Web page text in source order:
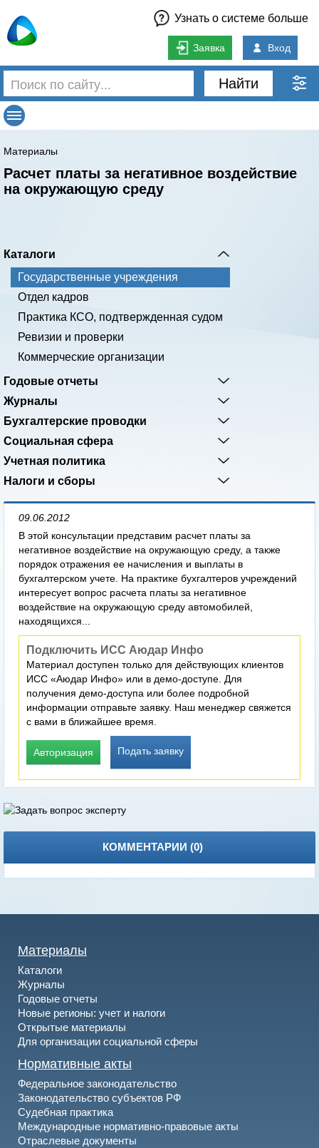
Узнать о системе больше
Заявка Вход
Найти
Материалы
Расчет платы за негативное воздействие
на окружающую среду
Каталоги
Государственные учреждения
Отдел кадров
Практика КСО, подтвержденная судом
Ревизии и проверки
Коммерческие организации
Годовые отчеты
Журналы
Бухгалтерские проводки
Социальная сфера
Учетная политика
Налоги и сборы
09.06.2012
В этой консультации представим расчет платы за
негативное воздействие на окружающую среду, а также
порядок отражения ее начисления и выплаты в
бухгалтерском учете. На практике бухгалтеров учреждений
интересует вопрос расчета платы за негативное
воздействие на окружающую среду автомобилей,
находящихся...
Подключить ИСС Аюдар Инфо
Материал доступен только для действующих клиентов
ИСС «Аюдар Инфо» или в демо-доступе. Для
получения демо-доступа или более подробной
информации отправьте заявку. Наш менеджер свяжется
с вами в ближайшее время.
Авторизация Подать заявку
КОММЕНТАРИИ (0)
Материалы
Каталоги
Журналы
Годовые отчеты
Новые регионы: учет и налоги
Открытые материалы
Для организации социальной сферы
Нормативные акты
Федеральное законодательство
Законодательство субъектов РФ
Судебная практика
Международные нормативно-правовые акты
Отраслевые документы